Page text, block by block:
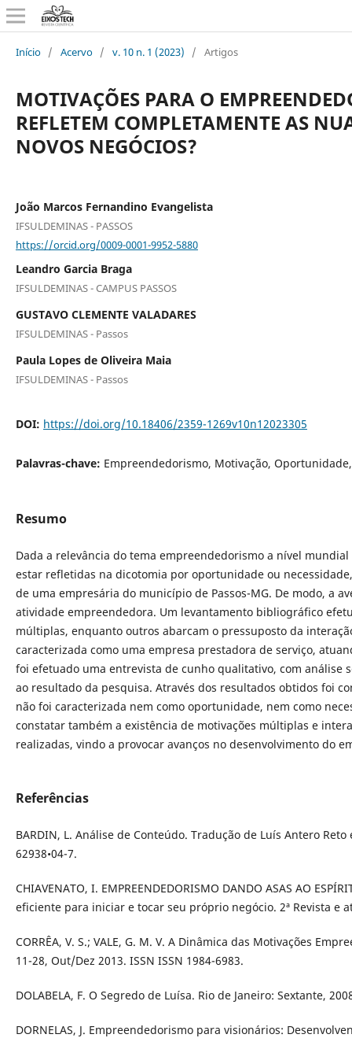
Início / Acervo / v. 10 n. 1 (2023) / Artigos
MOTIVAÇÕES PARA O
REFLETEM COMPLETAMENTE AS
NOVOS NEGÓCIOS?
João Marcos Fernandino Evangelista
IFSULDEMINAS - PASSOS
https://orcid.org/0009-0001-9952-5880
Leandro Garcia Braga
IFSULDEMINAS - CAMPUS PASSOS
GUSTAVO CLEMENTE VALADARES
IFSULDEMINAS - Passos
Paula Lopes de Oliveira Maia
IFSULDEMINAS - Passos
DOI: https://doi.org/10.18406/2359-1269v10n12023305
Palavras-chave: Empreendedorismo, Motivação,
Resumo
Dada a relevância do tema empreendedorismo a nível
estar refletidas na dicotomia por oportunidade ou
de uma empresária do município de Passos-MG. De modo, a
atividade empreendedora. Um levantamento bibliográfico
múltiplas, enquanto outros abarcam o pressuposto da
caracterizada como uma empresa prestadora de serviço,
foi efetuado uma entrevista de cunho qualitativo, com análise
ao resultado da pesquisa. Através dos resultados obtidos foi
não foi caracterizada nem como oportunidade, nem como
constatar também a existência de motivações múltiplas e
realizadas, vindo a provocar avanços no desenvolvimento do
Referências
BARDIN, L. Análise de Conteúdo. Tradução de Luís Antero
62938•04-7.
CHIAVENATO, I. EMPREENDEDORISMO DANDO ASAS AO
eficiente para iniciar e tocar seu próprio negócio. 2ª Revista e
CORRÊA, V. S.; VALE, G. M. V. A Dinâmica das Motivações
11-28, Out/Dez 2013. ISSN ISSN 1984-6983.
DOLABELA, F. O Segredo de Luísa. Rio de Janeiro: Sextante,
DORNELAS, J. Empreendedorismo para visionários: